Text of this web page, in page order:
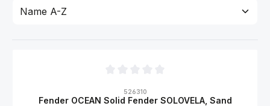
526310
Fender OCEAN Solid Fender SOLOVELA, Sand